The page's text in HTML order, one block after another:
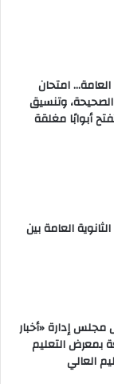
امتحان
الصحيحة، وتنسيق
أبوابًا مغلقة
العامة بين
إدارة «أخبار
بمعرض التعليم
العالي